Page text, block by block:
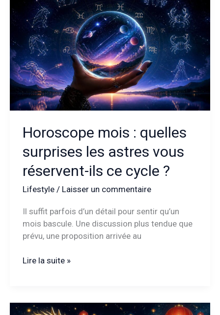
privée
révèle
sur
son
parcours
discret
Horoscope mois : quelles
surprises les astres vous
réservent-ils ce cycle ?
Lifestyle/ Laisser un commentaire
Il suffit parfois d’un détail pour sentir qu’un
mois bascule. Une discussion plus tendue que
prévu, une proposition arrivée au
Horoscope
surprises
Lire la suite »